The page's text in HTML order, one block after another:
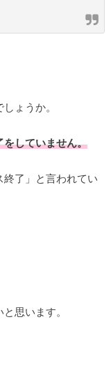
ょうか。
をしていません。
了」と言われてい
思います。